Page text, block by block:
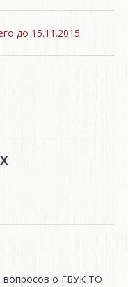
до 15.11.2015
вопросов о ГБУК ТО